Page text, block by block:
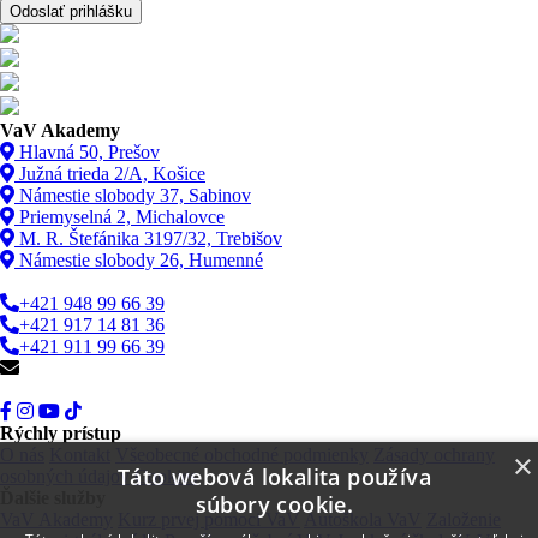
Odoslať prihlášku
VaV Akademy
Hlavná 50, Prešov
Južná trieda 2/A, Košice
Námestie slobody 37, Sabinov
Priemyselná 2, Michalovce
M. R. Štefánika 3197/32, Trebišov
Námestie slobody 26, Humenné
+421 948 99 66 39
+421 917 14 81 36
+421 911 99 66 39
Rýchly prístup
osobných údajov Cookies
Kurz prvej pomoci VaV Autoškola VaV
×
Táto webová lokalita používa
súbory cookie.